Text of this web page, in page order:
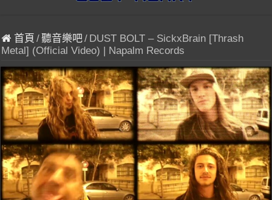
首頁 /聽音樂吧/ DUST BOLT – SickxBrain [Thrash
Metal] (Official Video) | Napalm Records